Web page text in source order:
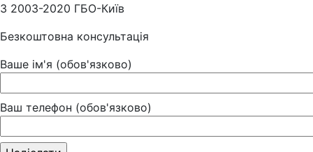
З 2003-2020 ГБО-Київ
Безкоштовна консультація
Ваше ім'я (обов'язково)
Ваш телефон (обов'язково)